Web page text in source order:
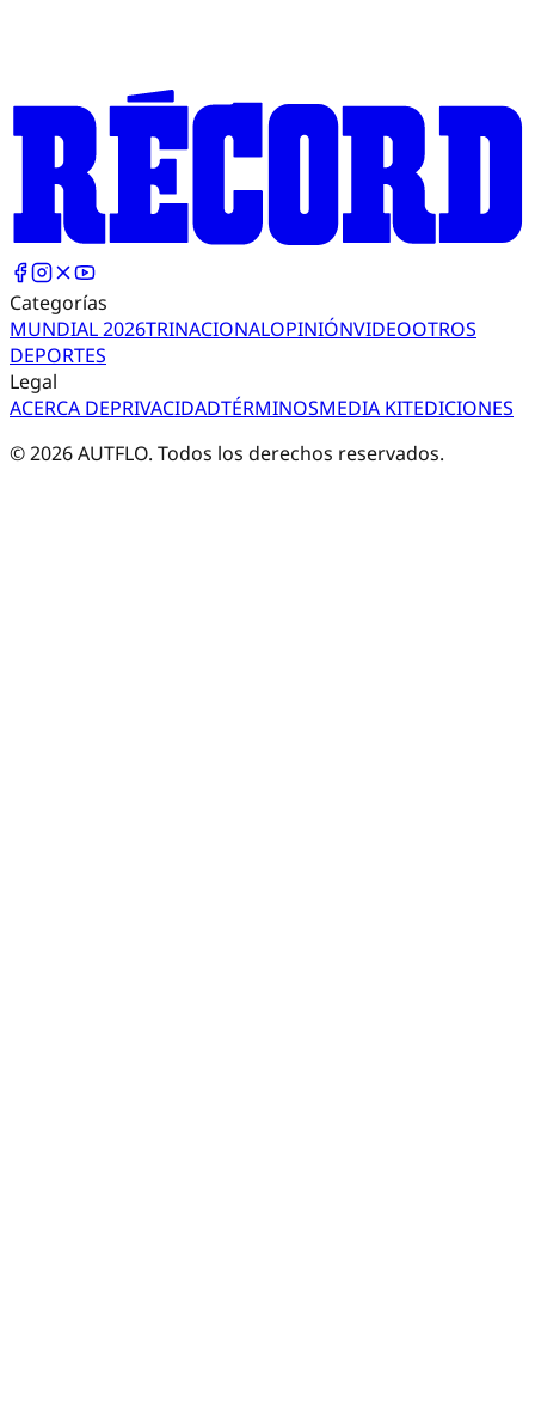
Categorías
MUNDIAL 2026TRINACIONALOPINIÓNVIDEOOTROS
DEPORTES
Legal
ACERCA DEPRIVACIDADTÉRMINOSMEDIA KITEDICIONES
©2026AUTFLO. Todos los derechos reservados.